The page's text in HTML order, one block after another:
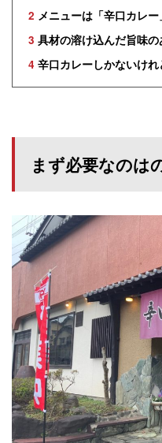
2 メニューは「辛口カレ
3 具材の溶け込んだ旨味
4 辛口カレーしかないけ
まず必要なのは